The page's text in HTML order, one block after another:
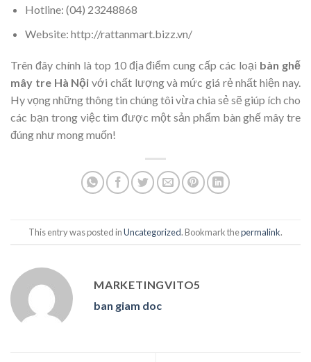
Hotline: (04) 23248868
Website: http://rattanmart.bizz.vn/
Trên đây chính là top 10 địa điểm cung cấp các loại bàn ghế
mây tre Hà Nội với chất lượng và mức giá rẻ nhất hiện nay.
Hy vọng những thông tin chúng tôi vừa chia sẻ sẽ giúp ích cho
các bạn trong việc tìm được một sản phẩm bàn ghế mây tre
đúng như mong muốn!
This entry was posted inUncategorized. Bookmark thepermalink.
MARKETINGVITO5
ban giam doc